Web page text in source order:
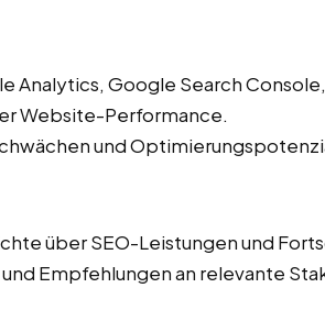
Analytics, Google Search
Website-Performance.
und
über SEO-Leistungen und
Empfehlungen an relevante